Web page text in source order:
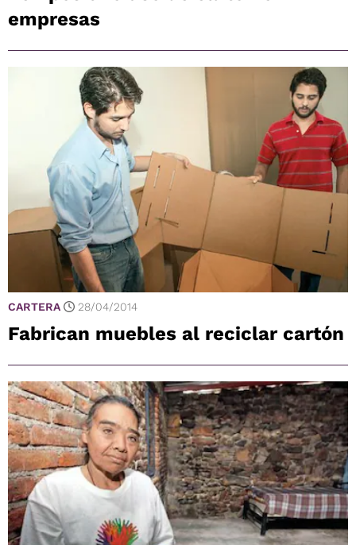
empresas
CARTERA 28/04/2014
Fabrican muebles al reciclar cartón